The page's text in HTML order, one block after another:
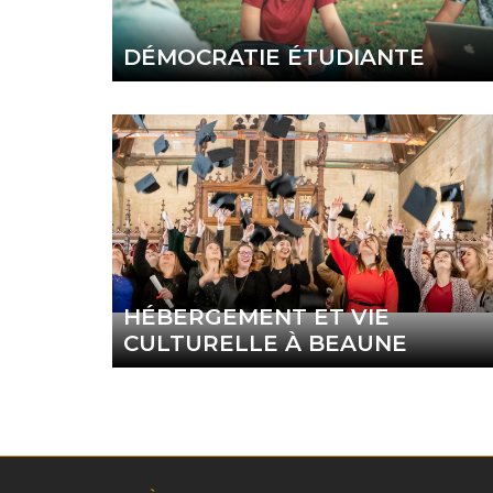
DÉMOCRATIE ÉTUDIANTE
HÉBERGEMENT ET VIE
CULTURELLE À BEAUNE